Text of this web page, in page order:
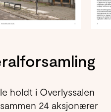
holdt i Overlyssalen
24 aksjonærer